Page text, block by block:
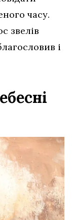
часу.
звелів
і